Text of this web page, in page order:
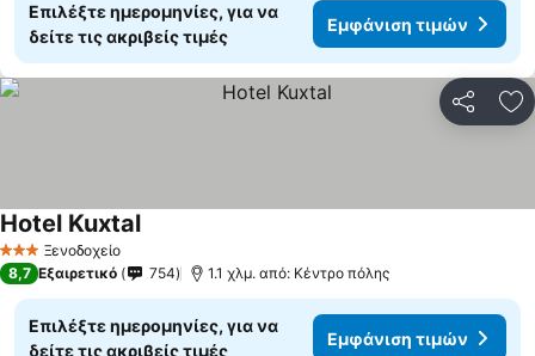
Επιλέξτε ημερομηνίες, για να
δείτε τις ακριβείς τιμές
Εμφάνιση τιμών
3 ΑστέριαΞενοδοχείο
Hotel Kuxtal
8,7 Εξαιρετικό 754 1.1 χλμ. από: Κέντρο πόλης
Επιλέξτε ημερομηνίες, για να
δείτε τις ακριβείς τιμές
Εμφάνιση τιμών